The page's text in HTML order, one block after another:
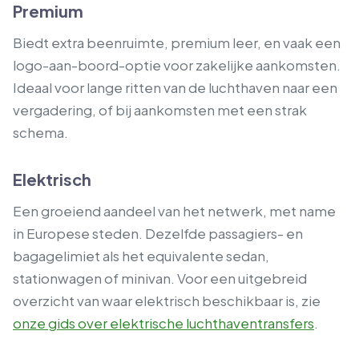
Premium
Biedt extra beenruimte, premium leer, en vaak een
logo-aan-boord-optie voor zakelijke aankomsten.
Ideaal voor lange ritten van de luchthaven naar een
vergadering, of bij aankomsten met een strak
schema.
Elektrisch
Een groeiend aandeel van het netwerk, met name
in Europese steden. Dezelfde passagiers- en
bagagelimiet als het equivalente sedan,
stationwagen of minivan. Voor een uitgebreid
overzicht van waar elektrisch beschikbaar is, zie
onze gids over elektrische luchthaventransfers.